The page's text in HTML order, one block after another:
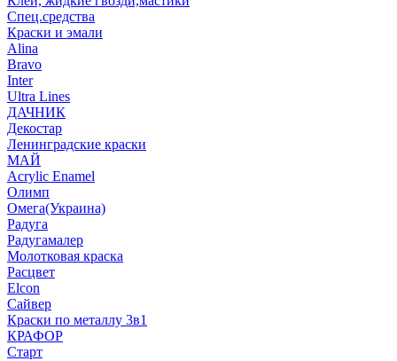
Спец.средства
Краски и эмали
Alina
Bravo
Inter
Ultra Lines
ДАЧНИК
Декостар
Ленинградские краски
МАЙ
Acrylic Enamel
Олимп
Омега(Украина)
Радуга
Радугамалер
Молотковая краска
Расцвет
Elcon
Сайвер
Краски по металлу 3в1
КРАФОР
Старт